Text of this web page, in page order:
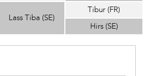
Lass Tiba (SE)
Tibur (FR)
Hirs (SE)